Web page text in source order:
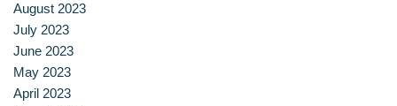
August 2023
July 2023
June 2023
May 2023
April 2023